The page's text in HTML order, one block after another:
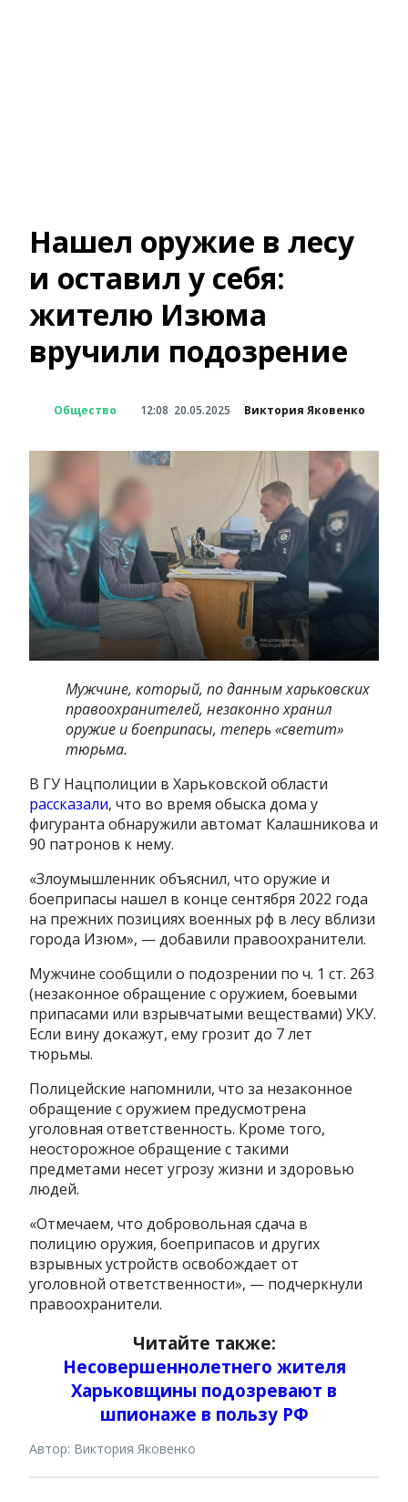
Нашел оружие в лесу
и оставил у себя:
жителю Изюма
вручили подозрение
Общество 12:08 20.05.2025 Виктория Яковенко
Мужчине, который, по данным харьковских
правоохранителей, незаконно хранил
оружие и боеприпасы, теперь «светит»
тюрьма.
В ГУ Нацполиции в Харьковской области
рассказали, что во время обыска дома у
фигуранта обнаружили автомат Калашникова и
90 патронов к нему.
«Злоумышленник объяснил, что оружие и
боеприпасы нашел в конце сентября 2022 года
на прежних позициях военных рф в лесу вблизи
города Изюм», — добавили правоохранители.
Мужчине сообщили о подозрении по ч. 1 ст. 263
(незаконное обращение с оружием, боевыми
припасами или взрывчатыми веществами) УКУ.
Если вину докажут, ему грозит до 7 лет
тюрьмы.
Полицейские напомнили, что за незаконное
обращение с оружием предусмотрена
уголовная ответственность. Кроме того,
неосторожное обращение с такими
предметами несет угрозу жизни и здоровью
людей.
«Отмечаем, что добровольная сдача в
полицию оружия, боеприпасов и других
взрывных устройств освобождает от
уголовной ответственности», — подчеркнули
правоохранители.
Читайте также:
Несовершеннолетнего жителя
Харьковщины подозревают в
шпионаже в пользу РФ
Автор: Виктория Яковенко